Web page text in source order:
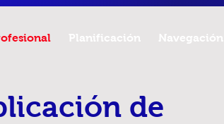
Planificación Navegación
de